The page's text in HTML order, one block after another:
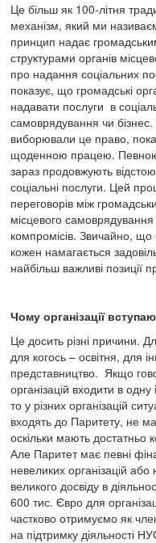
Це більш як 100-літня
механізм, який ми
принцип надає
структурами органів
про надання соціальних
показує, що громадські
надавати послуги в
самоврядування чи бізнес.
виборювали це право,
щоденною працею. Певною
зараз продовжують
соціальні послуги. Цей
переговорів між
місцевого
компромісів. Звичайно,
кожен намагається
найбільш важливі позиції
Чому організації
Це досить різні причини.
для когось – освітня, для
представництво. Якщо
організацій входити в
то у різних організацій
входять до Паритету, не
оскільки мають достатньо
Але Паритет має певні
невеликих організацій
великого досвіду в
600 тис. Євро для
частково отримуємо як
на підтримку діяльності